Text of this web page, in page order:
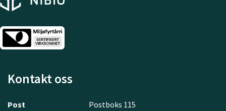
Kontakt oss
Post
Postboks 115